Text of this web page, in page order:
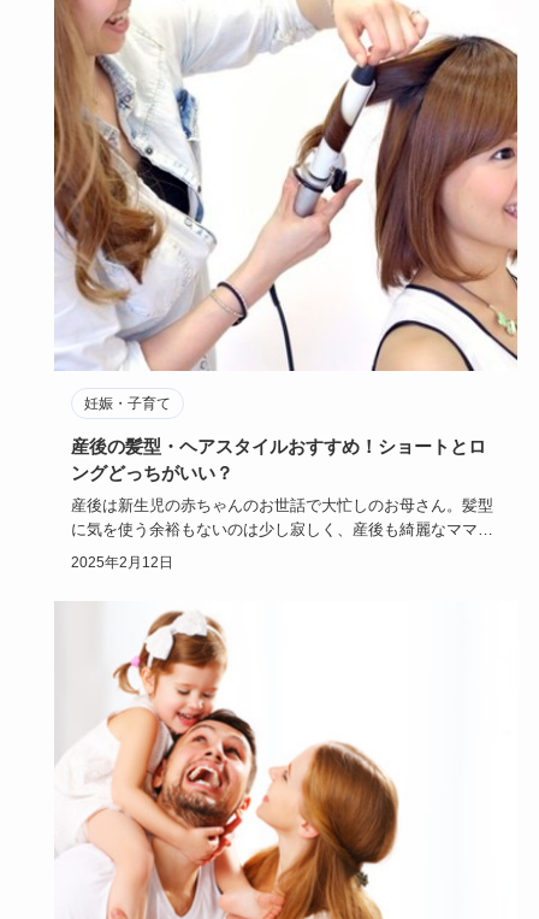
妊娠・子育て
産後の髪型・ヘアスタイルおすすめ！ショートとロ
ングどっちがいい？
産後は新生児の赤ちゃんのお世話で大忙しのお母さん。髪型
に気を使う余裕もないのは少し寂しく、産後も綺麗なママで
いたいと考える…
2025年2月12日